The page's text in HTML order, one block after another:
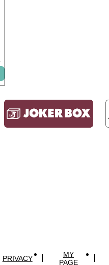
PRIVACY
MY
PAGE